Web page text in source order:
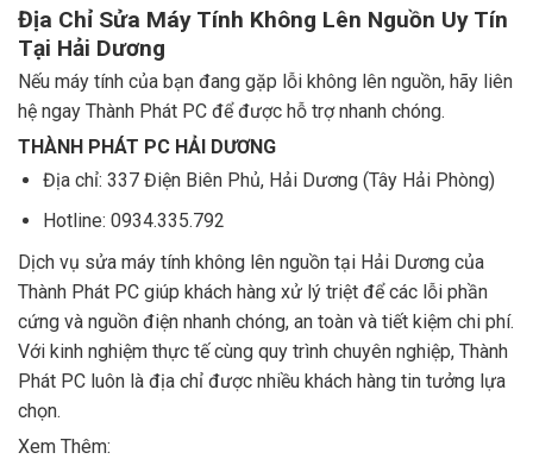
Địa Chỉ Sửa Máy Tính Không Lên Nguồn Uy Tín
Tại Hải Dương
Nếu máy tính của bạn đang gặp lỗi không lên nguồn, hãy liên
hệ ngay Thành Phát PC để được hỗ trợ nhanh chóng.
THÀNH PHÁT PC HẢI DƯƠNG
Địa chỉ: 337 Điện Biên Phủ, Hải Dương (Tây Hải Phòng)
Hotline: 0934.335.792
Dịch vụ sửa máy tính không lên nguồn tại Hải Dương của
Thành Phát PC giúp khách hàng xử lý triệt để các lỗi phần
cứng và nguồn điện nhanh chóng, an toàn và tiết kiệm chi phí.
Với kinh nghiệm thực tế cùng quy trình chuyên nghiệp, Thành
Phát PC luôn là địa chỉ được nhiều khách hàng tin tưởng lựa
chọn.
Xem Thêm: